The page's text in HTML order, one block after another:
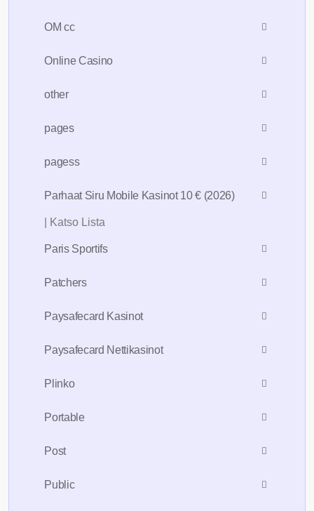
OM cc
Online Casino
other
pages
pagess
Parhaat Siru Mobile Kasinot 10 € (2026)
| Katso Lista
Paris Sportifs
Patchers
Paysafecard Kasinot
Paysafecard Nettikasinot
Plinko
Portable
Post
Public